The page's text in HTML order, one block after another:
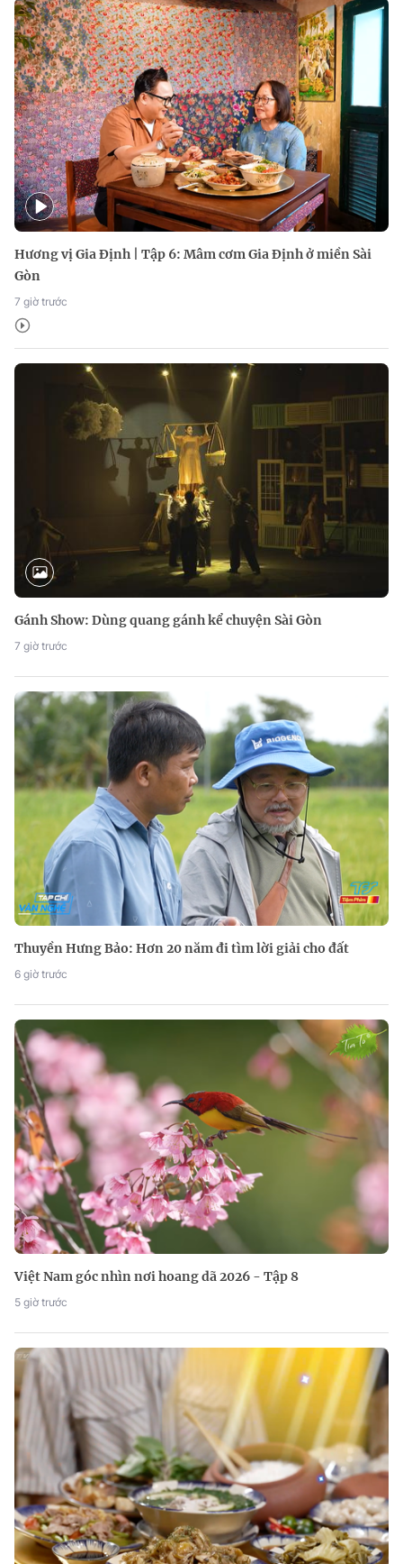
Hương vị Gia Định | Tập 6: Mâm cơm Gia Định ở miền Sài
Gòn
7 giờ trước
Gánh Show: Dùng quang gánh kể chuyện Sài Gòn
7 giờ trước
Thuyền Hưng Bảo: Hơn 20 năm đi tìm lời giải cho đất
6 giờ trước
Việt Nam góc nhìn nơi hoang dã 2026 - Tập 8
5 giờ trước